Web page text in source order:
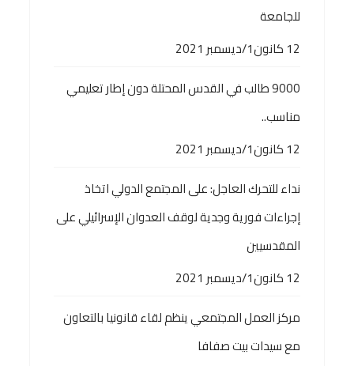
للجامعة
12 كانون1/ديسمبر 2021
9000 طالب في القدس المحتلة دون إطار تعليمي
مناسب..
12 كانون1/ديسمبر 2021
نداء للتحرك العاجل: على المجتمع الدولي اتخاذ
إجراءات فورية وجدية لوقف العدوان الإسرائيلي على
المقدسيين
12 كانون1/ديسمبر 2021
مركز العمل المجتمعي ينظم لقاء قانونيا بالتعاون
مع سيدات بيت صفافا